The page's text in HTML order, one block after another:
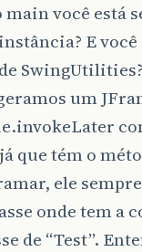
você está
E
um
que tém o
ele
onde tem a
de “Test”.